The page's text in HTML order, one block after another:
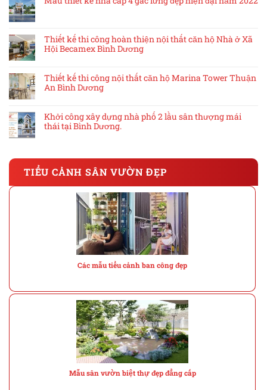
Thiết kế thi công hoàn thiện nội thất căn hộ Nhà ở Xã
Hội Becamex Bình Dương
Thiết kế thi công nội thất căn hộ Marina Tower Thuận
An Bình Dương
Khởi công xây dựng nhà phố 2 lầu sân thượng mái
thái tại Bình Dương.
TIỂU CẢNH SÂN VƯỜN ĐẸP
Các mẫu tiểu cảnh ban công đẹp
Mẫu sân vườn biệt thự đẹp đẳng cấp